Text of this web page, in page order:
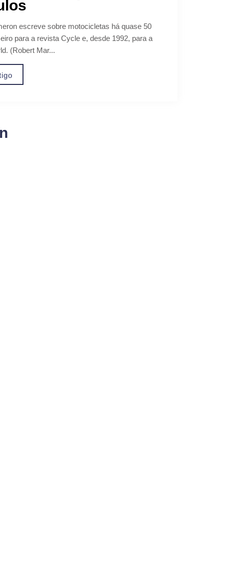
escreve sobre motocicletas há quase 50
para a revista Cycle e, desde 1992, para a
(Robert Mar...